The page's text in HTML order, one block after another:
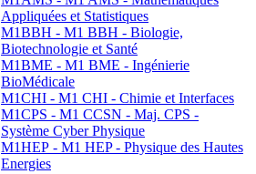
Appliquées et Statistiques
M1BBH - M1 BBH - Biologie,
Biotechnologie et Santé
M1BME - M1 BME - Ingénierie
BioMédicale
M1CHI - M1 CHI - Chimie et Interfaces
M1CPS - M1 CCSN - Maj. CPS -
Système Cyber Physique
M1HEP - M1 HEP - Physique des Hautes
Energies